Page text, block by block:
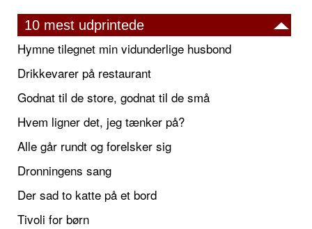
10 mest udprintede
Hymne tilegnet min vidunderlige husbond
Drikkevarer på restaurant
Godnat til de store, godnat til de små
Hvem ligner det, jeg tænker på?
Alle går rundt og forelsker sig
Dronningens sang
Der sad to katte på et bord
Tivoli for børn